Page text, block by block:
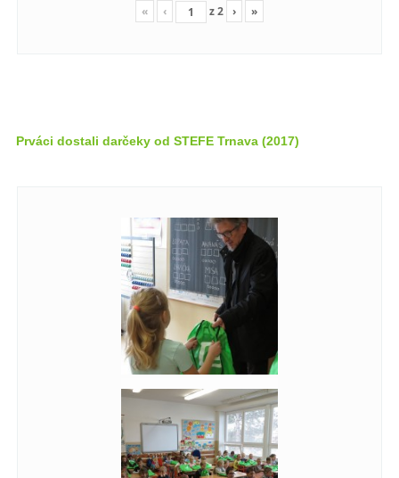
« ‹ z2 › »
Prváci dostali darčeky od STEFE Trnava (2017)